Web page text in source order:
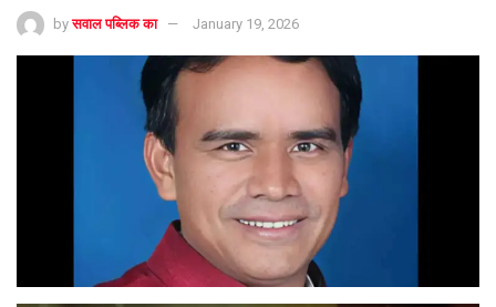
by सवाल पब्लिक का January 19, 2026